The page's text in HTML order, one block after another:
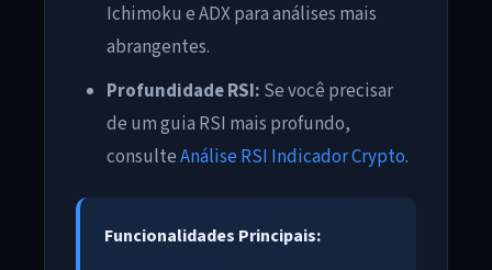
Ichimoku e ADX para análises mais
abrangentes.
Profundidade RSI: Se você precisar
de um guia RSI mais profundo,
consulteAnálise RSI Indicador Crypto.
Funcionalidades Principais: